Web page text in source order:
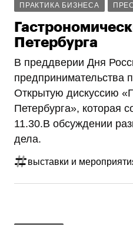
ПРАКТИКА БИЗНЕСА
Петербурга
В преддверии Дня
предпринимательства
Открытую дискуссию
Петербурга», которая
11.30.В обсуждении
дела.
выставки и